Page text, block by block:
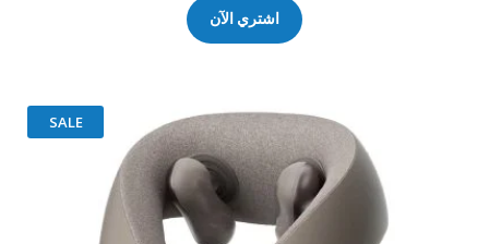
اشتري الآن
SALE